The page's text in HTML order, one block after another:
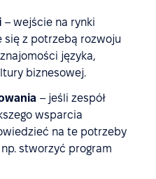
– wejście na rynki
się z potrzebą rozwoju
języka,
biznesowej.
– jeśli zespół
wsparcia
na te potrzeby
stworzyć program